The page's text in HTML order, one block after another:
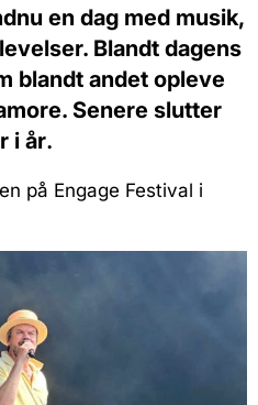
en dag med musik,
Blandt dagens
blandt andet opleve
Senere slutter
i år.
på Engage Festival i